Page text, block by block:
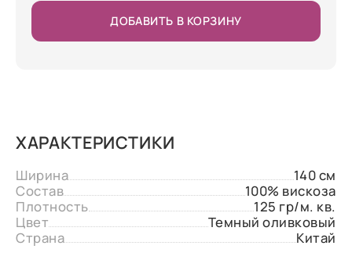
ДОБАВИТЬ В КОРЗИНУ
ХАРАКТЕРИСТИКИ
Ширина
140 см
Состав
100% вискоза
Плотность
125 гр/м. кв.
Цвет
Темный оливковый
Страна
Китай